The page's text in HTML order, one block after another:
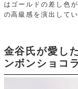
はゴールドの差し色
の高級感を演出してい
金谷氏が愛し
ンボンショコラ